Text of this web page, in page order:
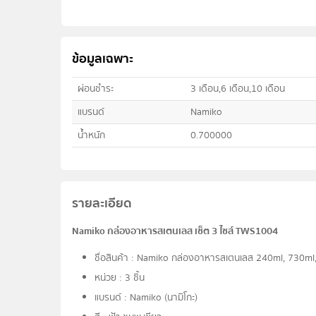
ข้อมูลเฉพาะ
ผ่อนชำระ
3 เดือน,6 เดือน,10 เดือน
แบรนด์
Namiko
น้ำหนัก
0.700000
รายละเอียด
Namiko กล่องอาหารสเตนเลส เซ็ต 3 ไซส์ TWS1004
ชื่อสินค้า : Namiko กล่องอาหารสเตนเลส 240ml,
หน่วย : 3 ชิ้น
แบรนด์ : Namiko (นามิโกะ)